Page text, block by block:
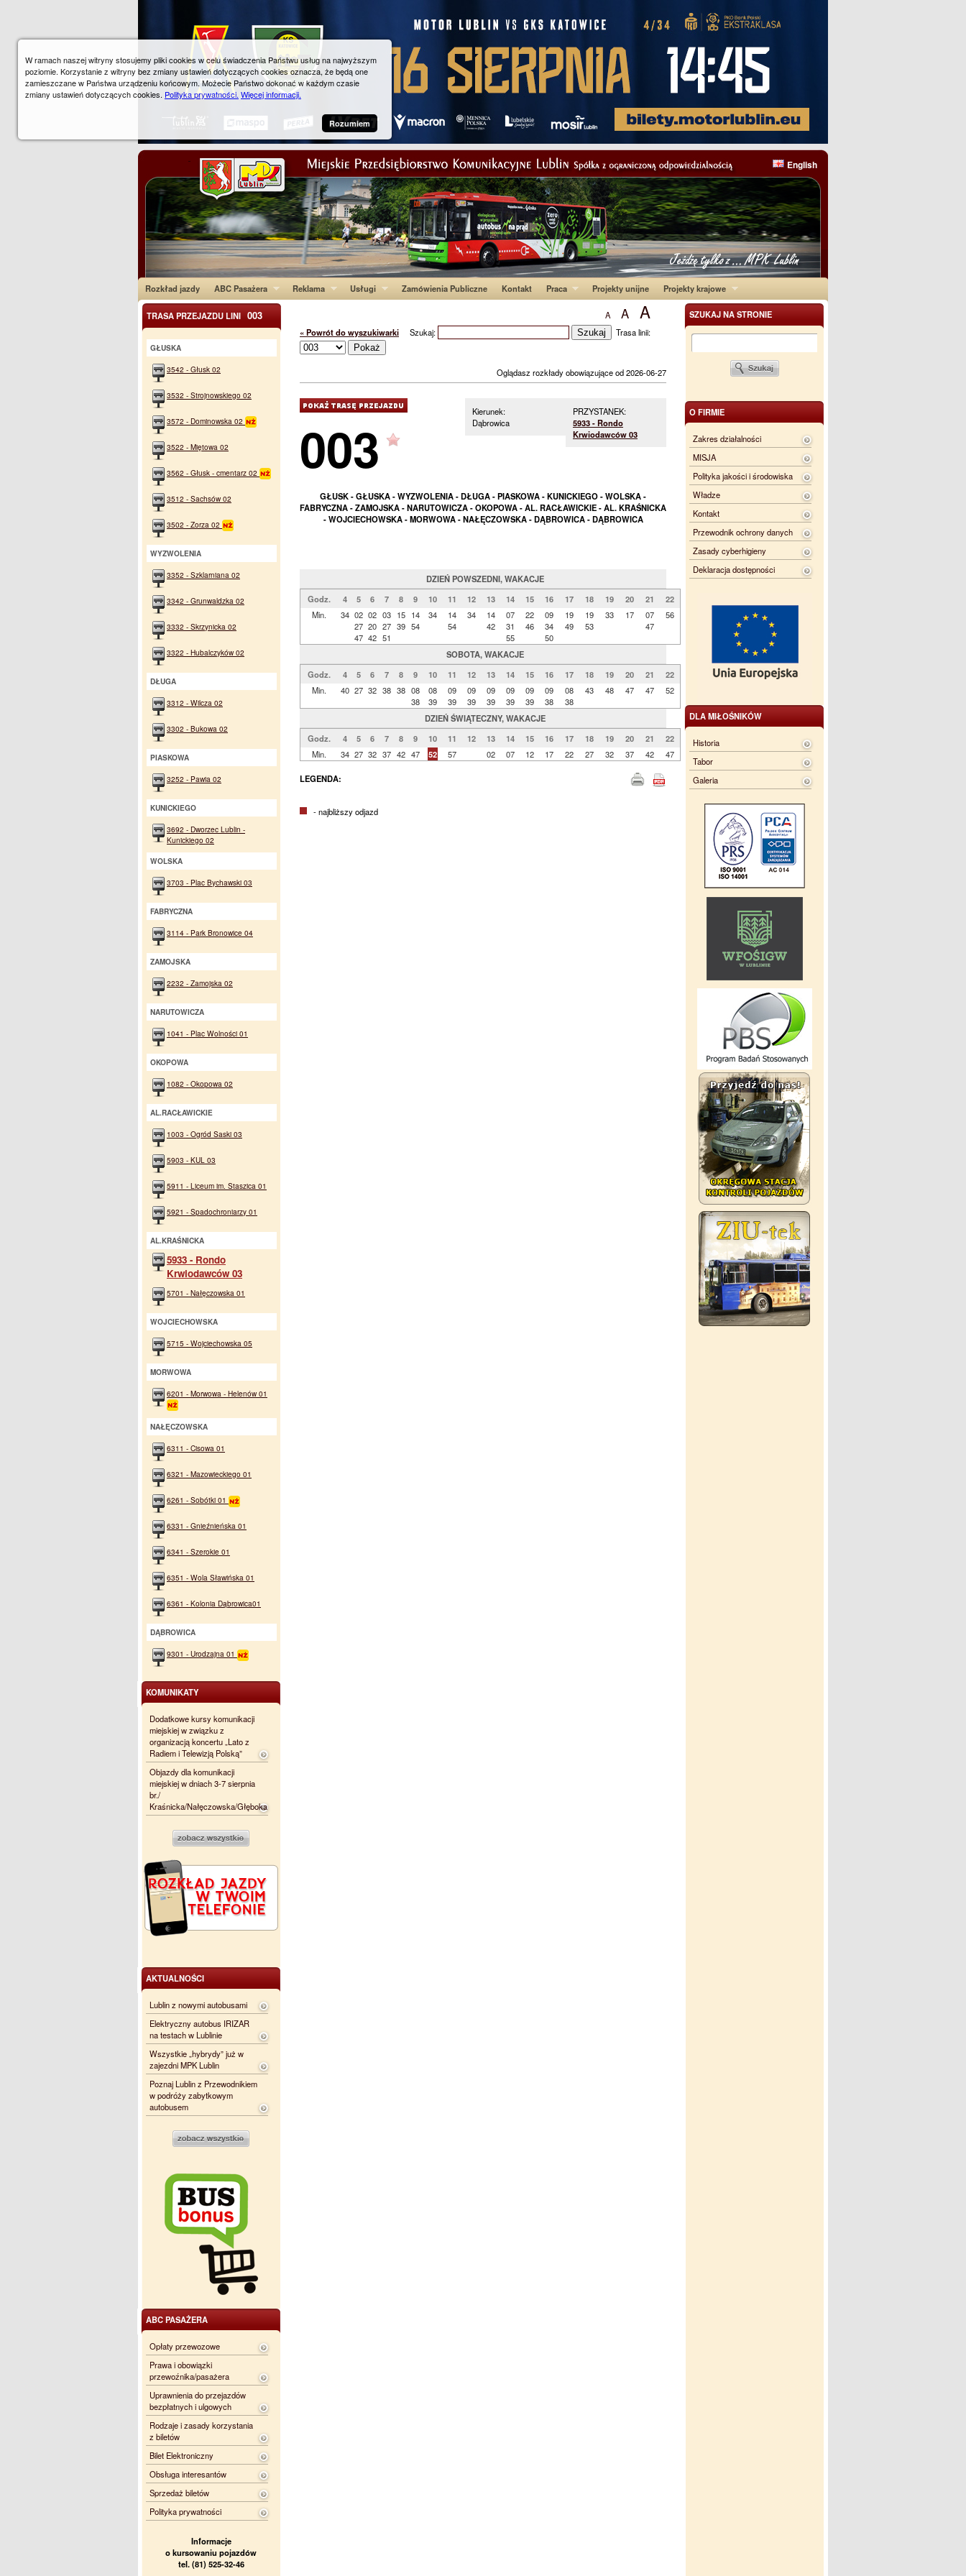
English
Rozkład jazdy ABC Pasażera Reklama Usługi Zamówienia Publiczne Kontakt Praca Projekty unijne Projekty krajowe
SZUKAJ NA STRONIE
O FIRMIE
Zakres działalności
MISJA
Polityka jakości i środowiska
Władze
Kontakt
Przewodnik ochrony danych
Zasady cyberhigieny
Deklaracja dostępności
DLA MIŁOŚNIKÓW
Historia
Tabor
Galeria
A A A
« Powrót do wyszukiwarki Szukaj: Trasa linii:
Oglądasz rozkłady obowiązujące od 2026-06-27
PRZYSTANEK:
5933 - Rondo
Krwiodawców 03
Kierunek:
Dąbrowica
003
GŁUSK - GŁUSKA - WYZWOLENIA - DŁUGA - PIASKOWA - KUNICKIEGO - WOLSKA -
FABRYCZNA - ZAMOJSKA - NARUTOWICZA - OKOPOWA - AL. RACŁAWICKIE - AL. KRAŚNICKA
- WOJCIECHOWSKA - MORWOWA - NAŁĘCZOWSKA - DĄBROWICA - DĄBROWICA
DZIEŃ POWSZEDNI, WAKACJE
Godz.
4 5 6 7 8 9 10 11 12 13 14 15 16 17 18 19 20 21
22
Min.
34 02
27
47
02
20
42
03
27
51
15
39
14
54
34
14
54
34
14
42
07
31
55
22
46
09
34
50
19
49
19
53
33 17
07
47
56
SOBOTA, WAKACJE
Godz.
4 5 6 7 8 9 10 11 12 13 14 15 16 17 18 19 20 21
22
Min.
40 27 32 38 38 08
38
08
39
09
39
09
39
09
39
09
39
09
39
09
38
08
38
43 48 47 47 52
DZIEŃ ŚWIĄTECZNY, WAKACJE
Godz.
4 5 6 7 8 9 10 11 12 13 14 15 16 17 18 19 20 21
22
Min.
34 27 32 37 42 47 52 57 02 07 12 17 22 27 32 37 42 47
LEGENDA:
- najbliższy odjazd
TRASA PRZEJAZDU LINI 003
GŁUSKA
3542 - Głusk 02
3532 - Strojnowskiego 02
3572 - Dominowska 02
3522 - Miętowa 02
3562 - Głusk - cmentarz 02
3512 - Sachsów 02
3502 - Zorza 02
WYZWOLENIA
3352 - Szklarniana 02
3342 - Grunwaldzka 02
3332 - Skrzynicka 02
3322 - Hubalczyków 02
DŁUGA
3312 - Wilcza 02
3302 - Bukowa 02
PIASKOWA
3252 - Pawia 02
KUNICKIEGO
3692 - Dworzec Lublin -
Kunickiego 02
WOLSKA
3703 - Plac Bychawski 03
FABRYCZNA
3114 - Park Bronowice 04
ZAMOJSKA
2232 - Zamojska 02
NARUTOWICZA
1041 - Plac Wolności 01
OKOPOWA
1082 - Okopowa 02
AL.RACŁAWICKIE
1003 - Ogród Saski 03
5903 - KUL 03
5911 - Liceum im. Staszica 01
5921 - Spadochroniarzy 01
AL.KRAŚNICKA
5933 - Rondo
Krwiodawców 03
5701 - Nałęczowska 01
WOJCIECHOWSKA
5715 - Wojciechowska 05
MORWOWA
6201 - Morwowa - Helenów 01
NAŁĘCZOWSKA
6311 - Cisowa 01
6321 - Mazowieckiego 01
6261 - Sobótki 01
6331 - Gnieźnieńska 01
6341 - Szerokie 01
6351 - Wola Sławińska 01
6361 - Kolonia Dąbrowica01
DĄBROWICA
9301 - Urodzajna 01
KOMUNIKATY
Dodatkowe kursy komunikacji
miejskiej w związku z
organizacją koncertu „Lato z
Radiem i Telewizją Polską”
Objazdy dla komunikacji
miejskiej w dniach 3-7 sierpnia
br./
Kraśnicka/Nałęczowska/Głęboka
AKTUALNOŚCI
Lublin z nowymi autobusami
Elektryczny autobus IRIZAR
na testach w Lublinie
Wszystkie „hybrydy” już w
zajezdni MPK Lublin
Poznaj Lublin z Przewodnikiem
w podróży zabytkowym
autobusem
ABC PASAŻERA
Opłaty przewozowe
Prawa i obowiązki
przewoźnika/pasażera
Uprawnienia do przejazdów
bezpłatnych i ulgowych
Rodzaje i zasady korzystania
z biletów
Bilet Elektroniczny
Obsługa interesantów
Sprzedaż biletów
Polityka prywatności
Informacje
o kursowaniu pojazdów
tel. (81) 525-32-46
W ramach naszej witryny stosujemy pliki cookies w celu świadczenia Państwu usług na najwyższym
poziomie. Korzystanie z witryny bez zmiany ustawień dotyczących cookies oznacza, że będą one
zamieszczane w Państwa urządzeniu końcowym. Możecie Państwo dokonać w każdym czasie
zmiany ustawień dotyczących cookies. Polityka prywatności. Więcej informacji.
Rozumiem